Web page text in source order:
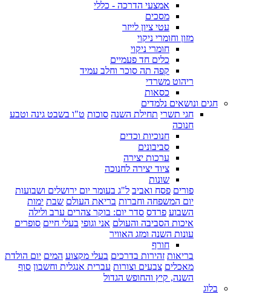
אמצעי הדרכה - כללי
מסכים
עטי ציון לייזר
מזון וחומרי ניקוי
חומרי ניקוי
כלים חד פעמיים
קפה תה סוכר וחלב עמיד
ריהוט משרדי
כסאות
חגים ונושאים נלמדים
חגי תשרי תחילת השנה סוכות ט"ו בשבט גינה וטבע
חנוכה
חנוכיות וכדים
סביבונים
ערכות יצירה
ציוד יצירה לחנוכה
שונות
פורים פסח ואביב ל"ג בעומר יום ירושלים ושבועות
יום המשפחה וחברות בריאת העולם שבת ימות
השבוע פרדס סדר יום: בוקר צהרים ערב ולילה
איכות הסביבה והעולם אני וגופי בעלי חיים סופרים
עונות השנה ומזג האוויר
חורף
בריאות זהירות בדרכים בעלי מקצוע המים יום הולדת
מאכלים צבעים וצורות עברית אנגלית וחשבון סוף
השנה, קיץ והחופש הגדול
בלוג